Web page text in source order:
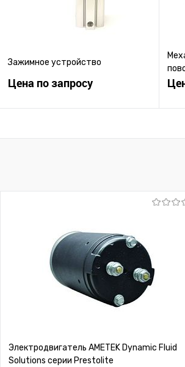
Зажимное устройство
Цена по запросу
Электродвигатель AMETEK Dynamic Fluid
Solutions серии Prestolite